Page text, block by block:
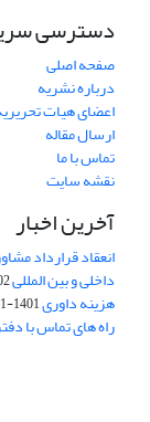
دسترسی
صفحه اصلی
درباره نشریه
اعضای هیات
ارسال مقاله
تماس با ما
نقشه سایت
آخرین اخبار
انعقاد قرارداد
داخلی و بین المللی28
هزینه داوری1401-01-01
راه های تماس با